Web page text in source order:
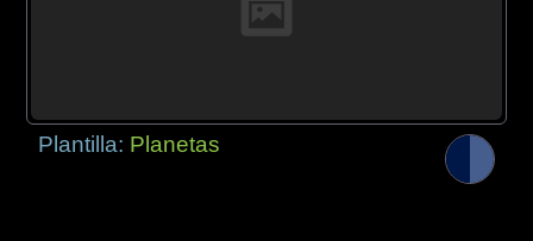
Plantilla: Planetas